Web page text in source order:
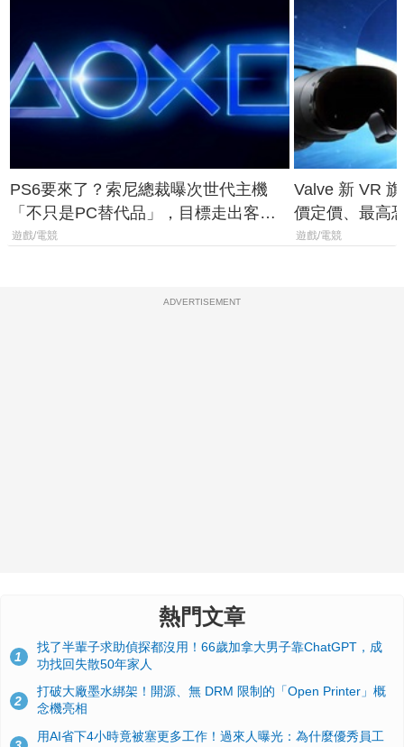
PS6要來了？索尼總裁曝次世代主機
「不只是PC替代品」，目標走出客
廳、進軍電競桌面
遊戲/電競
Valve 新 VR
價定價、最高
遊戲/電競
ADVERTISEMENT
熱門文章
1
找了半輩子求助偵探都沒用！66歲加拿大男子靠ChatGPT，成
功找回失散50年家人
2
打破大廠墨水綁架！開源、無 DRM 限制的「Open Printer」概
念機亮相
用AI省下4小時竟被塞更多工作！過來人曝光：為什麼優秀員工